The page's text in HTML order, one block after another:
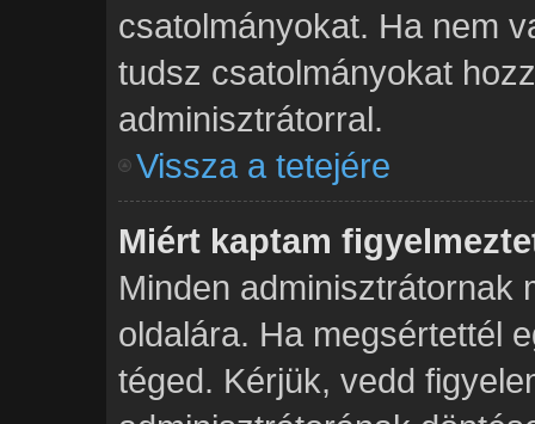
csatolmányokat. Ha nem
tudsz csatolmányokat
adminisztrátorral.
Vissza a tetejére
Miért kaptam
Minden adminisztrátornak
oldalára. Ha megsértettél
téged. Kérjük, vedd